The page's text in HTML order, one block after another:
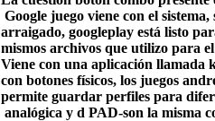
Google juego viene con el
arraigado, googleplay está listo
mismos archivos que utilizo para
Viene con una aplicación llamada
con botones físicos, los juegos
permite guardar perfiles para
analógica y d PAD-son la misma